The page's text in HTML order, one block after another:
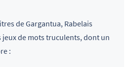
de Gargantua, Rabelais
de mots truculents, dont un
: